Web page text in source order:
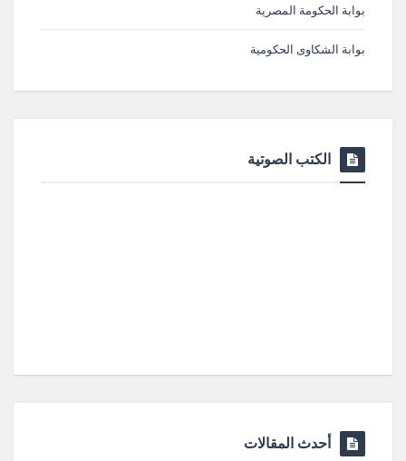
بوابة الحكومة المصرية
بوابة الشكاوى الحكومية
الكتب الصوتية
أحدث المقالات